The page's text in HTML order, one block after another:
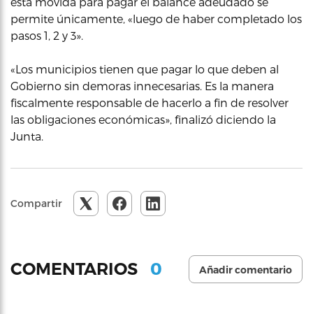
permite únicamente, «luego de haber completado los
pasos 1, 2 y 3».
«Los municipios tienen que pagar lo que deben al
Gobierno sin demoras innecesarias. Es la manera
fiscalmente responsable de hacerlo a fin de resolver
las obligaciones económicas», finalizó diciendo la
Junta.
Compartir
COMENTARIOS 0 Añadir comentario